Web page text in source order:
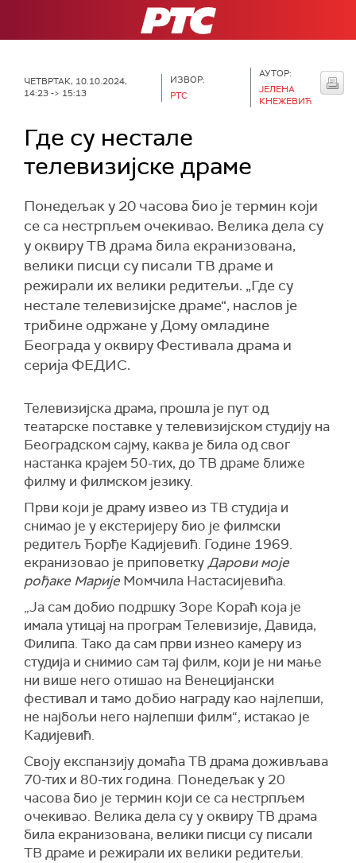
РТС
ЧЕТВРТАК, 10.10.2024,
14:23 -> 15:13
ИЗВОР:
РТС
АУТОР:
ЈЕЛЕНА
КНЕЖЕВИЋ
Где су нестале
телевизијске драме
Понедељак у 20 часова био је термин који
се са нестрпљем очекивао. Велика дела су
у оквиру ТВ драма била екранизована,
велики писци су писали ТВ драме и
режирали их велики редитељи. „Где су
нестале телевизијске драме“, наслов је
трибине одржане у Дому омладине
Београда у оквиру Фестивала драма и
серија ФЕДИС.
Телевизијска драма, прошла је пут од
театарске поставке у телевизијском студију на
Београдском сајму, каква је била од свог
настанка крајем 50-тих, до ТВ драме ближе
филму и филмском језику.
Први који је драму извео из ТВ студија и
снимао је у екстеријеру био је филмски
редитељ Ђорђе Кадијевић. Године 1969.
екранизовао је приповеткуДарови моје
рођаке МаријеМомчила Настасијевића.
„Ја сам добио подршку Зоре Кораћ која је
имала утицај на програм Телевизије, Давида,
Филипа. Тако да сам први изнео камеру из
студија и снимио сам тај филм, који је ни мање
ни више него отишао на Венецијански
фестивал и тамо добио награду као најлепши,
не најбољи него најлепши филм“, истакао је
Кадијевић.
Своју експанзију домаћа ТВ драма доживљава
70-тих и 80-тих година. Понедељак у 20
часова био је термин који се са нестрпљем
очекивао. Велика дела су у оквиру ТВ драма
била екранизована, велики писци су писали
ТВ драме и режирали их велики редитељи.